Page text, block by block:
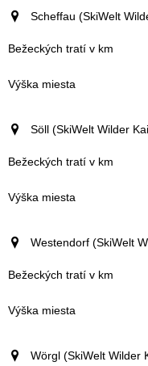
Scheffau (SkiWelt
Söll (SkiWelt Wilder
Westendorf (SkiWelt
Wörgl (SkiWelt Wilder